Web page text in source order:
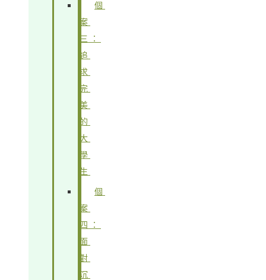
個
案
三：
追
求
完
美
的
大
學
生
個
案
四：
面
對
沉